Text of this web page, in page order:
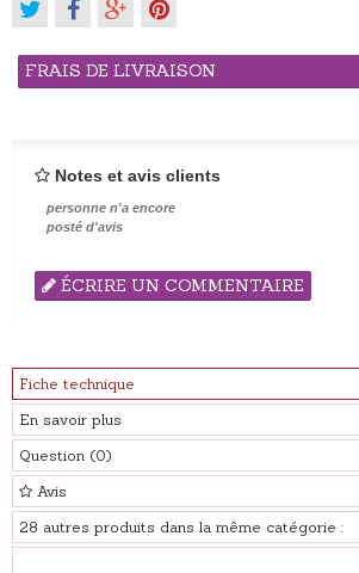
FRAIS DE LIVRAISON
Notes et avis clients
personne n'a encore
posté d'avis
ÉCRIRE UN COMMENTAIRE
Fiche technique
En savoir plus
Question (0)
Avis
28 autres produits dans la même catégorie :